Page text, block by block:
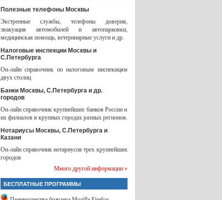
Полезные телефоны Москвы
Экстренные службы, телефоны доверия,
эвакуация автомобилей и автопарковки,
медицинская помощь, ветеринарные услуги и др.
Налоговые инспекции Москвы и
С.Петербурга
Он-лайн справочник по налоговым инспекицям
двух столиц
Банки Москвы, С.Петербурга и др.
городов
Он-лайн справочник крупнейших банков России и
их филиалов в крупных городах разных регионов.
Нотариусы Москвы, С.Петербурга и
Казани
Он-лайн справочник нотариусов трех крупнейших
городов
Много другой информации »
БЕСПЛАТНЫЕ ПРОГРАММЫ